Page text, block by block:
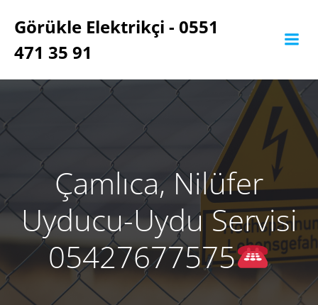
geç
Görükle Elektrikçi - 0551
471 35 91
Çamlıca, Nilüfer
Uyducu-Uydu Servisi
05427677575